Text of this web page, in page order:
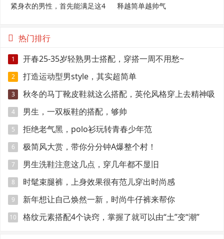
紧身衣的男性，首先能满足这4
释越简单越帅气
热门排行
1 开春25-35岁轻熟男士搭配，穿搭一周不用愁~
2 打造运动型男style，其实超简单
3
秋冬的马丁靴皮鞋就这么搭配，英伦风格穿上去精神吸
引眼球
4 男生，一双板鞋的搭配，够帅
5 拒绝老气黑，polo衫玩转青春少年范
6 极简风大赏，带你分分钟A爆整个村！
7 男生洗鞋注意这几点，穿几年都不显旧
8 时髦束腿裤，上身效果很有范儿穿出时尚感
9 新年想让自己焕然一新，时尚牛仔裤来帮你
10 格纹元素搭配4个诀窍，掌握了就可以由“土”变“潮”